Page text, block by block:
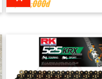
4,300,000đ